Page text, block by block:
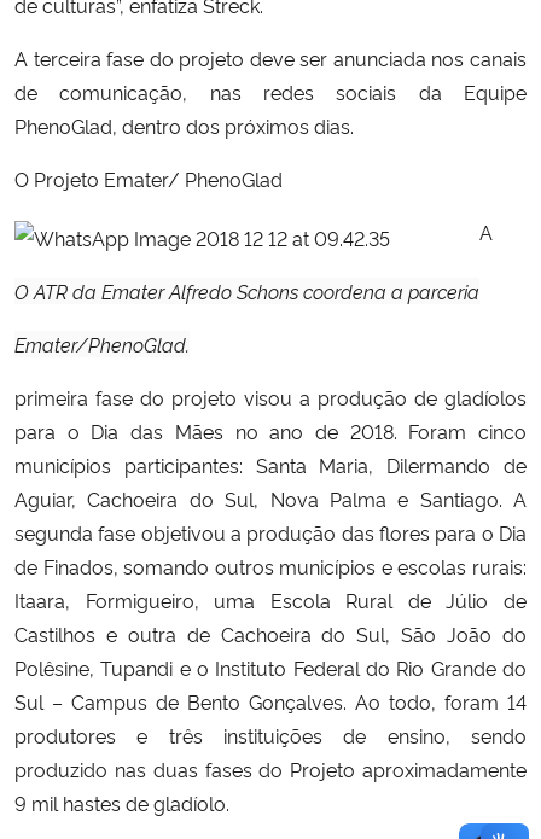
A terceira fase do projeto deve ser anunciada nos canais
de comunicação, nas redes sociais da Equipe
PhenoGlad, dentro dos próximos dias.
O Projeto Emater/ PhenoGlad
O ATR da Emater Alfredo Schons coordena a parceria
Emater/PhenoGlad.
A
primeira fase do projeto visou a produção de gladíolos
para o Dia das Mães no ano de 2018. Foram cinco
municípios participantes: Santa Maria, Dilermando de
Aguiar, Cachoeira do Sul, Nova Palma e Santiago. A
segunda fase objetivou a produção das flores para o Dia
de Finados, somando outros municípios e escolas rurais:
Itaara, Formigueiro, uma Escola Rural de Júlio de
Castilhos e outra de Cachoeira do Sul, São João do
Polêsine, Tupandi e o Instituto Federal do Rio Grande do
Sul – Campus de Bento Gonçalves. Ao todo, foram 14
produtores e três instituições de ensino, sendo
produzido nas duas fases do Projeto aproximadamente
9 mil hastes de gladíolo.